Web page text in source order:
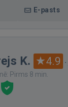
E-pasts
K. 4.9 ·
Pirms 8 min.